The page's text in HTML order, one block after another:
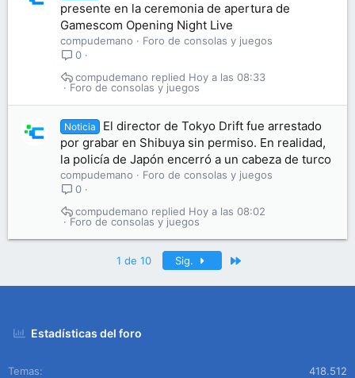
presente en la ceremonia de apertura de
Gamescom Opening Night Live
compudemano
Foro de consolas y juegos
0
Foro de consolas y juegos
Hoy a las 08:33
compudemano
Noticia
El director de Tokyo Drift fue arrestado
por grabar en Shibuya sin permiso. En realidad,
la policía de Japón encerró a un cabeza de turco
compudemano
Foro de consolas y juegos
0
Foro de consolas y juegos
Hoy a las 08:02
compudemano
1 de 10 Sig.
Estadísticas del foro
Temas
418.512